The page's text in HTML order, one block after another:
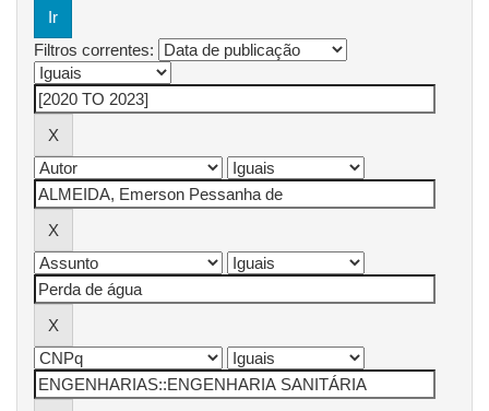
Filtros correntes: